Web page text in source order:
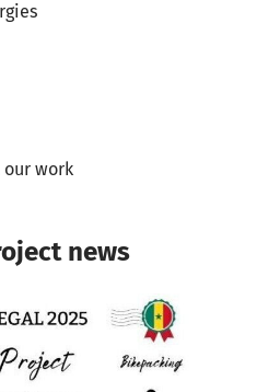
work
news